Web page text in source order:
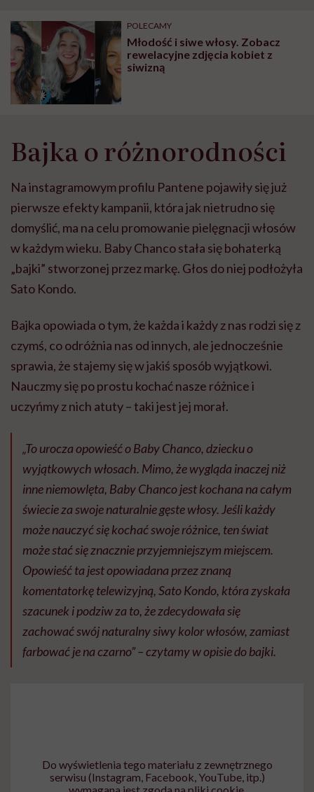
POLECAMY
Młodość i siwe włosy. Zobacz
rewelacyjne zdjęcia kobiet z
siwizną
Bajka o różnorodności
Na instagramowym profilu Pantene pojawiły się już
pierwsze efekty kampanii, która jak nietrudno się
domyślić, ma na celu promowanie pielęgnacji włosów
w każdym wieku. Baby Chanco stała się bohaterką
„bajki” stworzonej przez markę. Głos do niej podłożyła
Sato Kondo.
Bajka opowiada o tym, że każda i każdy z nas rodzi się z
czymś, co odróżnia nas od innych, ale jednocześnie
sprawia, że stajemy się w jakiś sposób wyjątkowi.
Nauczmy się po prostu kochać nasze różnice i
uczyńmy z nich atuty – taki jest jej morał.
„To urocza opowieść o Baby Chanco, dziecku o
wyjątkowych włosach. Mimo, że wygląda inaczej niż
inne niemowlęta, Baby Chanco jest kochana na całym
świecie za swoje naturalnie gęste włosy. Jeśli każdy
może nauczyć się kochać swoje różnice, ten świat
może stać się znacznie przyjemniejszym miejscem.
Opowieść ta jest opowiadana przez znaną
komentatorkę telewizyjną, Sato Kondo, która zyskała
szacunek i podziw za to, że zdecydowała się
zachować swój naturalny siwy kolor włosów, zamiast
farbować je na czarno” – czytamy w opisie do bajki.
Do wyświetlenia tego materiału z zewnętrznego
serwisu (Instagram, Facebook, YouTube, itp.)
wymagana jest zgoda na pliki cookie.